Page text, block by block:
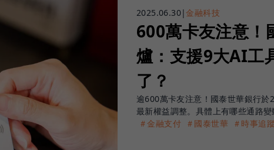
2025.06.30|金融科技
600萬卡友注意！
爐：支援9大AI工
了？
逾600萬卡友注意！國泰世華銀行
最新權益調整。具體上有哪些通路變
＃金融支付 ＃國泰世華 ＃時事追蹤